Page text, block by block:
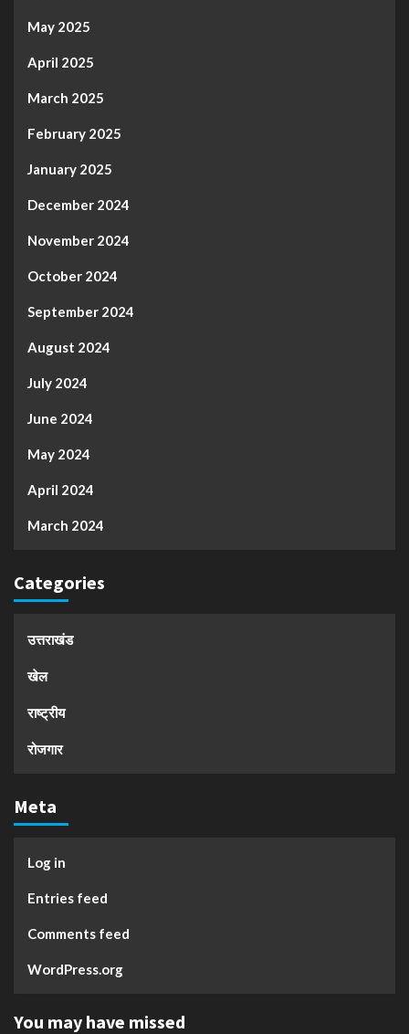
May 2025
April 2025
March 2025
February 2025
January 2025
December 2024
November 2024
October 2024
September 2024
August 2024
July 2024
June 2024
May 2024
April 2024
March 2024
Categories
उत्तराखंड
खेल
राष्ट्रीय
रोजगार
Meta
Log in
Entries feed
Comments feed
WordPress.org
You may have missed